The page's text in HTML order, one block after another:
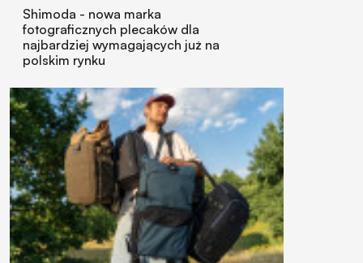
Shimoda - nowa marka
fotograficznych plecaków dla
najbardziej wymagających już na
polskim rynku